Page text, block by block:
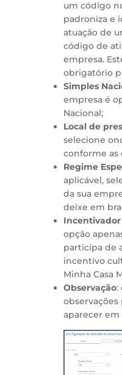
um código
padroniza e
atuação de
código de
empresa.
obrigatório
Simples
empresa é
Nacional;
Local de
selecione
conforme as
Regime
aplicável,
da sua
deixe em
opção
participa de
incentivo
Minha Casa
Observação:
aparecer em